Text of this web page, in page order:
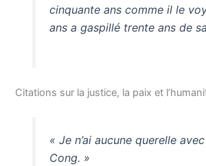
cinquante ans comme il le
ans a gaspillé trente ans de
Citations sur la justice, la paix et
« Je n’ai aucune querelle
Cong. »